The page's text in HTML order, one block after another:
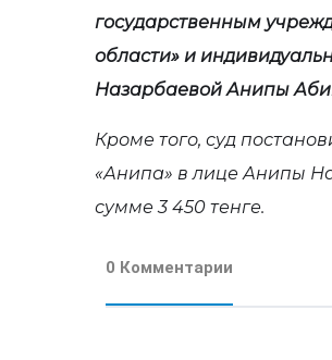
государственным
области» и
Назарбаевой Анипы
Кроме того, суд
«Анипа» в лице Анипы
сумме 3 450 тенге.
0 Комментарии